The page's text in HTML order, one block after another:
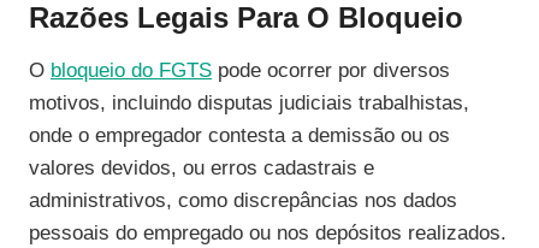
Razões Legais Para O Bloqueio
O bloqueio do FGTS pode ocorrer por diversos
motivos, incluindo disputas judiciais trabalhistas,
onde o empregador contesta a demissão ou os
valores devidos, ou erros cadastrais e
administrativos, como discrepâncias nos dados
pessoais do empregado ou nos depósitos realizados.